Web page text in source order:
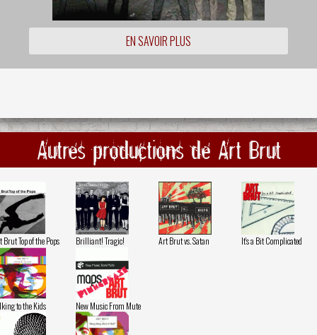
EN SAVOIR PLUS
Autres productions de Art Brut
Brut Top of the Pops Brilliant! Tragic! Art Brut vs. Satan It's a Bit Complicated
to the Kids New Music From Mute